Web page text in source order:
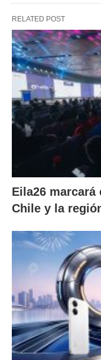
RELATED POST
Eila26
Chile y la